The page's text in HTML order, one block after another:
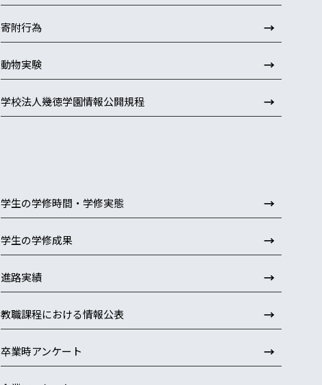
寄附行為 →
動物実験 →
学校法人幾徳学園情報公開規程 →
学生の学修時間・学修実態 →
学生の学修成果 →
進路実績 →
教職課程における情報公表 →
卒業時アンケート →